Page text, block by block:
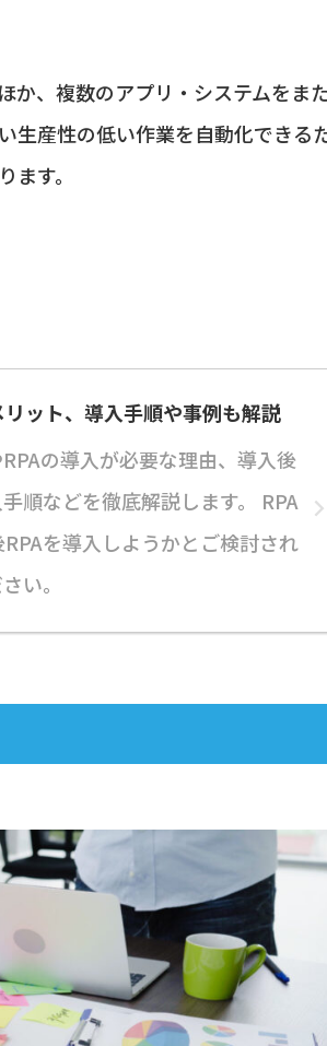
か、複数のアプリ・システムをま
生産性の低い作業を自動化できる
ます。
ット、導入手順や事例も解説
の導入が必要な理由、導入後
順などを徹底解説します。 RPA
を導入しようかとご検討され
い。